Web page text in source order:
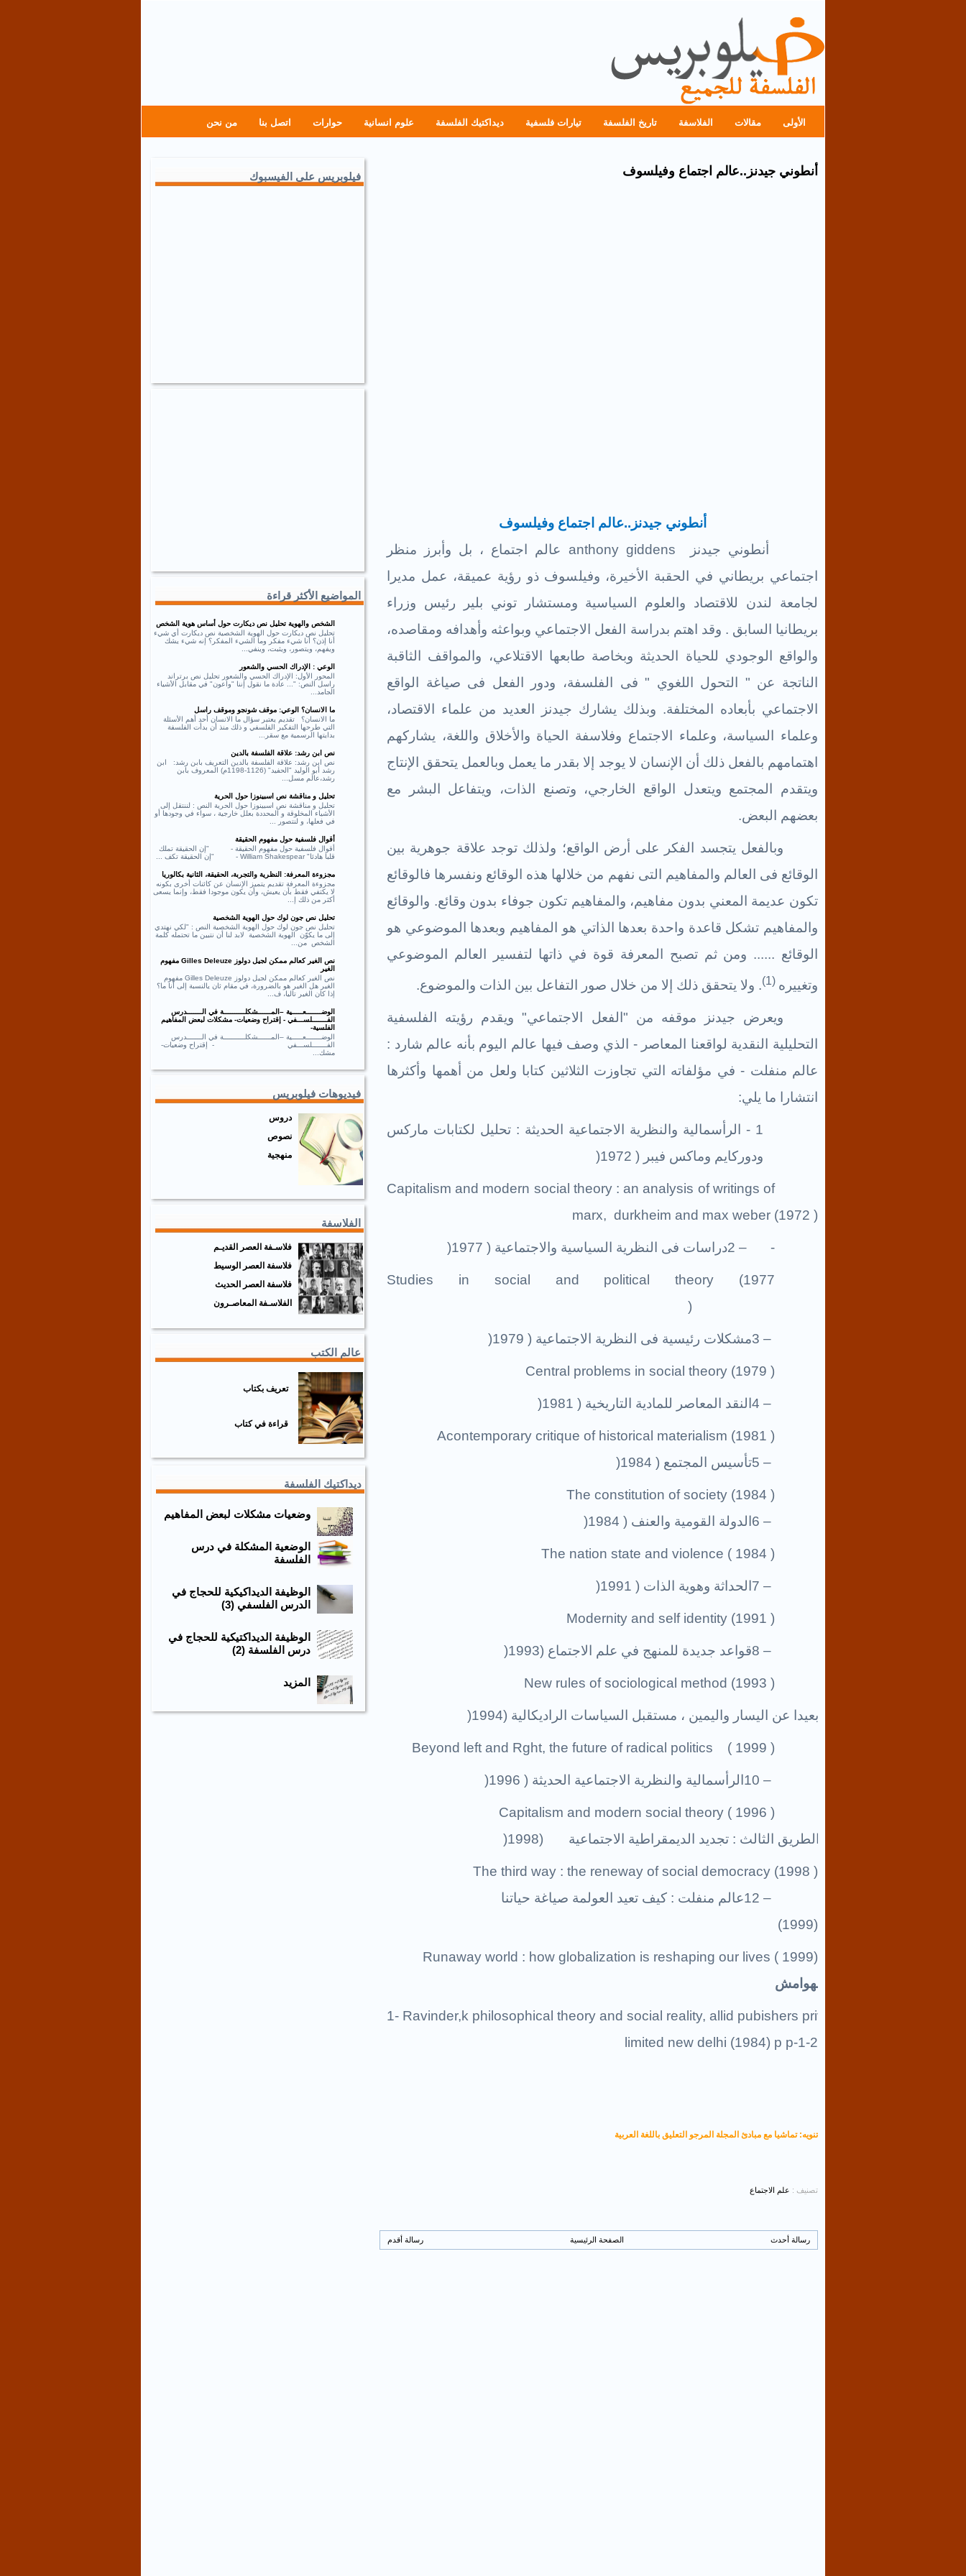
الأولى مقالات الفلاسفة تاريخ الفلسفة تيارات فلسفية ديداكتيك الفلسفة علوم انسانية حوارات اتصل بنا من نحن
أنطوني جيدنز..عالم اجتماع وفيلسوف
أنطوني جيدنز..عالم اجتماع وفيلسوف
أنطوني جيدنز
anthony giddens
عالم اجتماع ، بل وأبرز منظر
اجتماعي بريطاني في الحقبة الأخيرة، وفيلسوف ذو رؤية عميقة، عمل مديرا
لجامعة لندن للاقتصاد والعلوم السياسية ومستشار توني بلير رئيس وزراء
بريطانيا السابق . وقد اهتم بدراسة الفعل الاجتماعي وبواعثه وأهدافه ومقاصده،
والواقع الوجودي للحياة الحديثة وبخاصة طابعها الاقتلاعي، والمواقف الثاقبة
الناتجة عن " التحول اللغوي " فى الفلسفة، ودور الفعل فى صياغة الواقع
الاجتماعي بأبعاده المختلفة. وبذلك يشارك جيدنز العديد من علماء الاقتصاد،
وعلماء السياسة، وعلماء الاجتماع وفلاسفة الحياة والأخلاق واللغة، يشاركهم
اهتمامهم بالفعل ذلك أن الإنسان لا يوجد إلا بقدر ما يعمل وبالعمل يتحقق الإنتاج
ويتقدم المجتمع ويتعدل الواقع الخارجي، وتصنع الذات، ويتفاعل البشر مع
بعضهم البعض.
وبالفعل يتجسد الفكر على أرض الواقع؛ ولذلك توجد علاقة جوهرية بين
الوقائع فى العالم والمفاهيم التى نفهم من خلالها هذه الوقائع ونفسرها فالوقائع
تكون عديمة المعني بدون مفاهيم، والمفاهيم تكون جوفاء بدون وقائع. والوقائع
والمفاهيم تشكل قاعدة واحدة بعدها الذاتي هو المفاهيم وبعدها الموضوعي هو
الوقائع ...... ومن ثم تصبح المعرفة قوة في ذاتها لتفسير العالم الموضوعي
وتغييره .(1) ولا يتحقق ذلك إلا من خلال صور التفاعل بين الذات والموضوع.
ويعرض جيدنز موقفه من "الفعل الاجتماعي" ويقدم رؤيته الفلسفية
التحليلية النقدية لواقعنا المعاصر - الذي وصف فيها عالم اليوم بأنه عالم شارد :
عالم منفلت - في مؤلفاته التي تجاوزت الثلاثين كتابا ولعل من أهمها وأكثرها
انتشارا ما يلي:
1 - الرأسمالية والنظرية الاجتماعية الحديثة : تحليل لكتابات ماركس
ودوركايم وماكس فيبر ( 1972
)
Capitalism and modern social theory : an analysis of writings of
marx, durkheim and max weber (1972 )
-
2 –دراسات فى النظرية السياسية والاجتماعية ( 1977 )
Studies in social and political theory (1977
)
3 –مشكلات رئيسية فى النظرية الاجتماعية ( 1979 )
Central problems in social theory (1979 )
4 –النقد المعاصر للمادية التاريخية ( 1981 )
Acontemporary critique of historical materialism (1981 )
5 –تأسيس المجتمع ( 1984 )
The constitution of society (1984 )
6 – الدولة القومية والعنف ( 1984 )
The nation state and violence ( 1984 )
7 – الحداثة وهوية الذات ( 1991 )
Modernity and self identity (1991 )
8 –قواعد جديدة للمنهج في علم الاجتماع (1993 )
New rules of sociological method (1993 )
بعيدا عن اليسار واليمين ، مستقبل السياسات الراديكالية (1994 )
Beyond left and Rght, the future of radical politics ( 1999 )
10 – الرأسمالية والنظرية الاجتماعية الحديثة ( 1996 )
Capitalism and modern social theory ( 1996 )
الطريق الثالث : تجديد الديمقراطية الاجتماعية (1998 )
The third way : the reneway of social democracy (1998 )
12 –عالم منفلت : كيف تعيد العولمة صياغة حياتنا
(1999)
Runaway world : how globalization is reshaping our lives ( 1999)
الهوامش
1- Ravinder,k philosophical theory and social reality, allid pubishers private
limited new delhi (1984) p p-1-2
تنويه: تماشيا مع مبادئ المجلة المرجو التعليق باللغة العربية
تصنيف : علم الاجتماع
رسالة أحدث رسالة أقدم الصفحة الرئيسية
فيلوبريس على الفيسبوك
المواضيع الأكثر قراءة
الشخص والهوية تحليل نص ديكارت حول أساس هوية الشخص
تحليل نص ديكارت حول الهوية الشخصية نص ديكارت أي شيء
أنا إذن؟ أنا شيء مفكر وما الشيء المفكر؟ إنه شيء يشك
ويفهم، ويتصور، ويثبت، وينفي...
الوعي : الإدراك الحسي والشعور
المحور الأول: الإدراك الحسي والشعور تحليل نص برتراند
راسل النص: "... عادة ما نقول إننا "واعون" في مقابل الأشياء
الجامد...
ما الانسان؟ الوعي: موقف شونجو وموقف راسل
ما الانسان؟ تقديم يعتبر سؤال ما الانسان أحد أهم الأسئلة
التي طرحها التفكير الفلسفي و ذلك منذ أن بدأت الفلسفة
بدايتها الرسمية مع سقر...
نص ابن رشد: علاقة الفلسفة بالدين
نص ابن رشد: علاقة الفلسفة بالدين التعريف بابن رشد: ابن
رشد أبو الوليد "الحفيد" (1126-1198م) المعروف بابن
رشد،عالم مسل...
تحليل و مناقشة نص اسبينوزا حول الحرية
تحليل و مناقشة نص اسبينوزا حول الحرية النص : لننتقل إلى
الأشياء المخلوقة و المحددة بعلل خارجية ، سواء في وجودها أو
في فعلها، و لنتصور ...
أقوال فلسفية حول مفهوم الحقيقة
أقوال فلسفية حول مفهوم الحقيقة - "إن الحقيقة تملك
قلبا هادئا" William Shakespear - "إن الحقيقة تكف ...
مجزوءة المعرفة: النظرية والتجربة، الحقيقة، الثانية بكالوريا
مجزوءة المعرفة تقديم يتميز الإنسان عن كائنات أخرى بكونه
لا يكتفي فقط بأن يعيش، وأن يكون موجودا فقط، وإنما يسعى
أكثر من ذلك إ...
تحليل نص جون لوك حول الهوية الشخصية
تحليل نص جون لوك حول الهوية الشخصية النص : "لكي نهتدي
إلى ما يكوّن الهوية الشخصية لابد لنا أن نتبين ما تحتمله كلمة
الشخص من...
نص الغير كعالم ممكن لجيل دولوز Gilles Deleuze مفهوم
الغير
نص الغير كعالم ممكن لجيل دولوز Gilles Deleuze مفهوم
الغير هل الغير هو بالضرورة، في مقام ثان يالنسبة إلى أنا ما؟
إذا كان الغير تاليا، ف...
الوضـــــــعـــــية –المــــــشكلــــــــــة في الـــــــدرس
الفـــــــلســـفي - إقتراح وضعيات- مشكلات لبعض المفاهيم
الفلسية-
الوضـــــــعـــــية –المــــــشكلــــــــــة في الـــــــدرس
الفـــــــلســـفي - إقتراح وضعيات-
مشك...
فيديوهات فيلوبريس
دروس
نصوص
منهجية
الفلاسفة
فلاسـفة العصر القديـم
فلاسفة العصر الوسيط
فلاسفة العصر الحديث
الفلاسـفة المعاصـرون
عالم الكتب
تعريف بكتاب
قراءة في كتاب
ديداكتيك الفلسفة
وضعيات مشكلات لبعض المفاهيم
الوضعية المشكلة في درس
الفلسفة
الوظيفة الديداكيكية للحجاج في
الدرس الفلسفي (3)
الوظيفة الديداكتيكية للحجاج في
درس الفلسفة (2)
المزيد